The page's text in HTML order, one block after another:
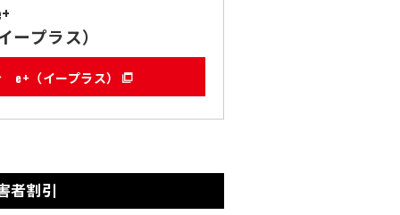
ープラス）
e+（イープラス）
者割引